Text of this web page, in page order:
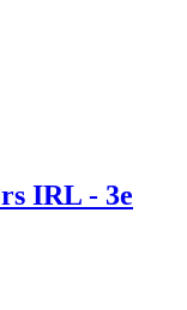
IRL - 3e